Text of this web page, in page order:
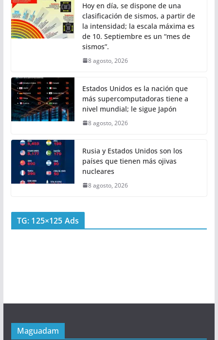
Hoy en día, se dispone de una
clasificación de sismos, a partir de
la intensidad; la escala máxima es
de 10. Septiembre es un “mes de
sismos”.
8 agosto, 2026
Estados Unidos es la nación que
más supercomputadoras tiene a
nivel mundial; le sigue Japón
8 agosto, 2026
Rusia y Estados Unidos son los
países que tienen más ojivas
nucleares
8 agosto, 2026
TG: 125×125 Ads
Maguadam